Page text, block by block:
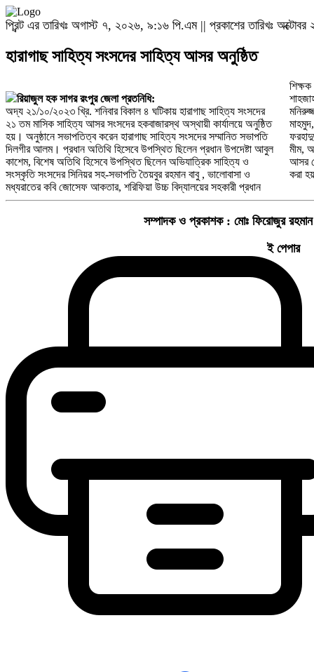
প্রিন্ট এর তারিখঃ অগাস্ট ৭, ২০২৬, ৯:১৬ পি.এম || প্রকাশের তারিখঃ
হারাগাছ সাহিত্য সংসদের সাহিত্য আসর অনুষ্ঠিত
রিয়াজুল হক সাগর রংপুর জেলা প্রতনিধি:
অদ্য ২১/১০/২০২৩ খ্রি. শনিবার বিকাল ৪ ঘটিকায় হারাগাছ সাহিত্য সংসদের
২১ তম মাসিক সাহিত্য আসর সংসদের হকবাজারস্থ অস্থায়ী কার্যালয়ে অনুষ্ঠিত
হয়। অনুষ্ঠানে সভাপতিত্ব করেন হারাগাছ সাহিত্য সংসদের সম্মানিত সভাপতি
দিলগীর আলম। প্রধান অতিথি হিসেবে উপস্থিত ছিলেন প্রধান উপদেষ্টা আবুল
কাশেম, বিশেষ অতিথি হিসেবে উপস্থিত ছিলেন অভিযাত্রিক সাহিত্য ও
সংস্কৃতি সংসদের সিনিয়র সহ-সভাপতি তৈয়বুর রহমান বাবু , ভালোবাসা ও
মধ্যরাতের কবি জোসেফ আকতার, শরিফিয়া উচ্চ বিদ্যালয়ের সহকারী প্রধান
শিক্ষক
মনিরুজ্জামান কিরণ, মাসুম মোরশেদ, তৈয়বুর রহমান বাবু, জোসেফ আকতার ,তাপস
মাহমুদ, ময়নুল ইসলাম, কবিও সাংবাদিক রিয়াজুল হক সাগর, মোঃ রব্বানী,
ফরহাদুজ্জামান, মোজায়না আক্তার চাঁদনী, মোঃ আব্দুল্লাহ, মোনাক্কা আক্তার
মীম,
আসর
করা
সম্পাদক ও প্রকাশক : মোঃ ফিরোজুর রহমান
ই পেপার